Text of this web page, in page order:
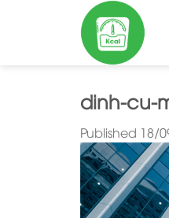
dinh-cu-
Published 18/